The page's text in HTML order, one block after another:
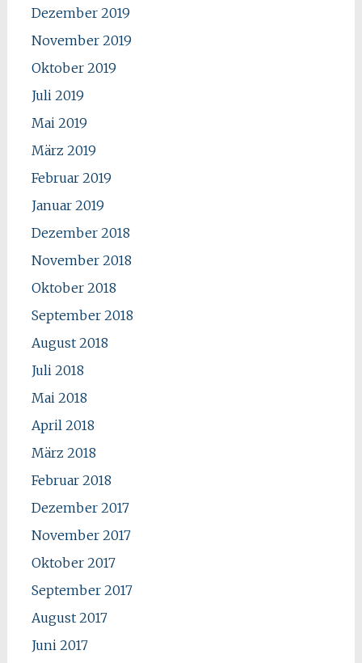
Dezember 2019
November 2019
Oktober 2019
Juli 2019
Mai 2019
März 2019
Februar 2019
Januar 2019
Dezember 2018
November 2018
Oktober 2018
September 2018
August 2018
Juli 2018
Mai 2018
April 2018
März 2018
Februar 2018
Dezember 2017
November 2017
Oktober 2017
September 2017
August 2017
Juni 2017